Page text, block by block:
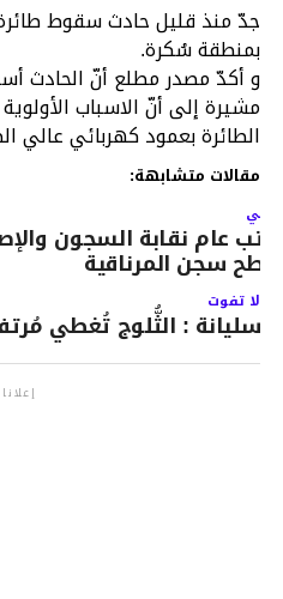
جدّ منذ قليل حادث سقوط
بمنطقة سُكرة.
و أكدّ مصدر مطلع أنّ الحادث
مشيرة إلى أنّ الاسباب
الطائرة بعمود كهربائي عالي
مقالات متشابهة:
عام نقابة السجون
سجن المرناقية
لا تفوت
سليانة : الثُّلوج تُغطي